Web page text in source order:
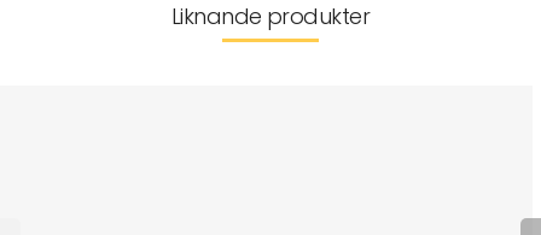
Liknande produkter